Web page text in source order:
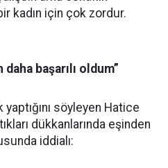
kadın için çok zordur.
başarılı oldum”
söyleyen Hatice
dükkanlarında eşinden
iddialı: